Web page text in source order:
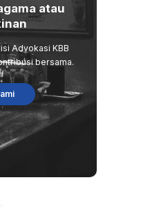
atau
Advokasi KBB
bersama.